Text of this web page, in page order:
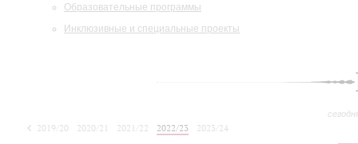
Образовательные программы
Инклюзивные и специальные проекты
2019/20 2020/21 2021/22 2022/23
2023/24